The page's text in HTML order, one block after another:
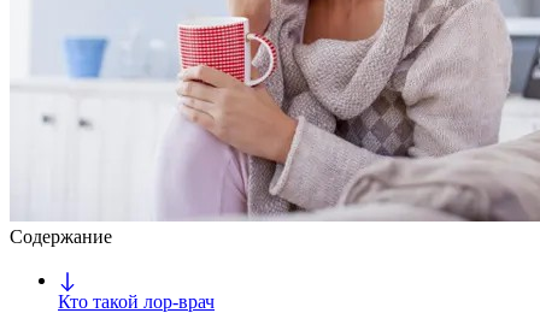
Содержание
Кто такой лор-врач